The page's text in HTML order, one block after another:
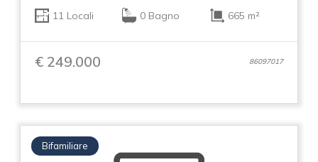
11 Locali 0 Bagno 665 m²
€ 249.000 86097017
Bifamiliare